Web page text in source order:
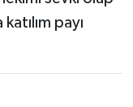
payı